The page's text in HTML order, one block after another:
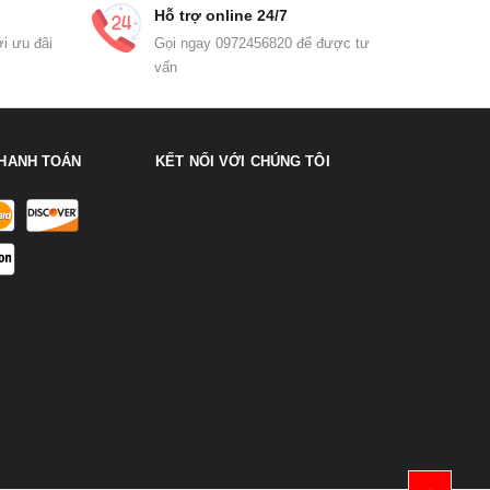
ưu đãi
Hỗ trợ online 24/7
Gọi ngay 0972456820 để được tư
vấn
TOÁN KẾT NỐI VỚI CHÚNG TÔI